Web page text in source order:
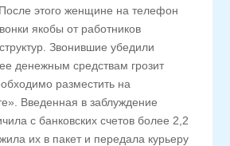
этого женщине на телефон
якобы от работников
Звонившие убедили
денежным средствам грозит
разместить на
Введенная в заблуждение
с банковских счетов более 2,2
их в пакет и передала курьеру